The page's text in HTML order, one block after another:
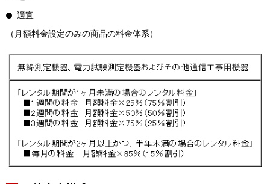
適宜
（月額料金設定のみの商品の料金体系）